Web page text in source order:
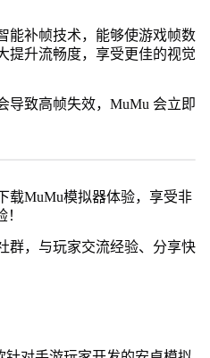
能补帧技术，能够使游戏帧数
提升流畅度，享受更佳的视觉
导致高帧失效，MuMu 会立即
载MuMu模拟器体验，享受非
群，与玩家交流经验、分享快